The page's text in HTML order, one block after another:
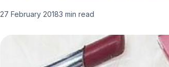
27 February 20183 min read